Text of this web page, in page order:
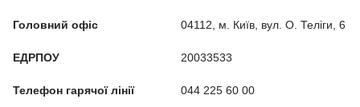
Головний офіс 04112, м. Київ, вул. О. Теліги, 6
ЕДРПОУ 20033533
Телефон гарячої лінії 044 225 60 00